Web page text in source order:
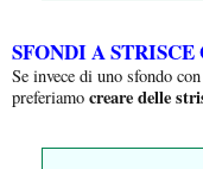
SFONDI A
Se invece di uno sfondo
preferiamo creare delle